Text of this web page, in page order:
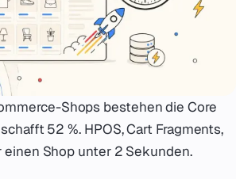
Shops bestehen die Core
52 %. HPOS, Cart Fragments,
Shop unter 2 Sekunden.